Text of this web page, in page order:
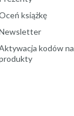
książkę
kodów na